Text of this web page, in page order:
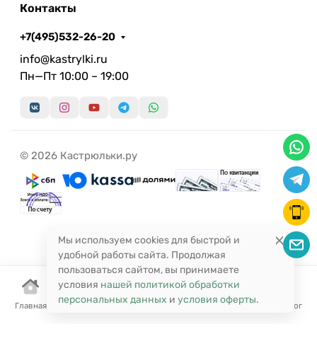
Главная Корзина Избранное Сравнение Поиск Каталог
Контакты
+7(495)532-26-20
info@kastrylki.ru
Пн—Пт 10:00 – 19:00
© 2026 Кастрюльки.ру
Мы используем cookies для быстрой и
удобной работы сайта. Продолжая
пользоваться сайтом, вы принимаете
условия нашей политикой обработки
персональных данных и условия оферты.